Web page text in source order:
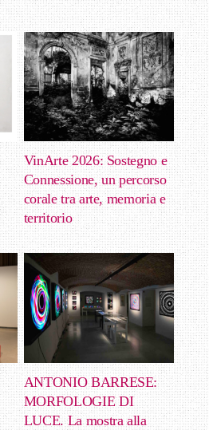
VinArte 2026: Sostegno e
Connessione, un percorso
corale tra arte, memoria e
territorio
ANTONIO BARRESE:
MORFOLOGIE DI
LUCE. La mostra alla